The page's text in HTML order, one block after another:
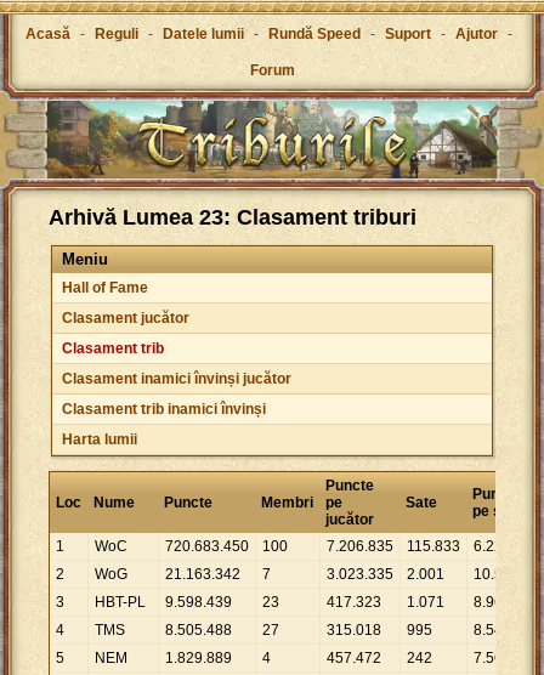
Acasă - Reguli - Datele lumii - Rundă Speed - Suport - Ajutor -
Forum
Arhivă Lumea 23: Clasament triburi
Meniu
Hall of Fame
Clasament jucător
Clasament trib
Clasament inamici învinși jucător
Clasament trib inamici învinși
Harta lumii
Loc Nume Puncte Membri
Puncte
pe
jucător
Sate
Puncte
pe sat
1 WoC 720.683.450 100 7.206.835 115.833 6.222
2
WoG 21.163.342 7 3.023.335 2.001 10.576
3
HBT-PL 9.598.439 23 417.323 1.071 8.962
4
TMS 8.505.488 27 315.018 995 8.548
5
NEM 1.829.889 4 457.472 242 7.562